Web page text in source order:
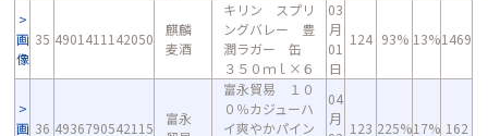
画
像
35 4901411142050
麒麟
麦酒
キリン スプリ
ングバレー 豊
潤ラガー 缶
３５０ｍｌ×６
03
月
01
日
124 93% 13%1469
画 36 4936790542115
富永
富永貿易 １０
０％カジューハ
イ爽やかパイン
04
月
123 225%17% 162